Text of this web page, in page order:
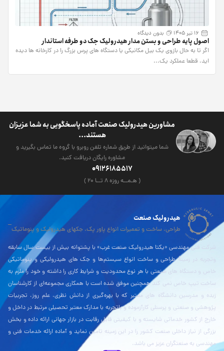
16 تیر 1405 بدون دیدگاه
اصول پایه طراحی و بستن مدار هیدرولیک جک دو طرفه استاندار
اگر تا به حال بازوی یک بیل مکانیکی یا دستگاه های پرس بزرگ را در کارخانه ها دیده
اید، قطعا عملکرد یک...
مشاورین هیدرولیک صنعت آماده پاسخگویی به شما عزیزان
هستند...
شما میتوانید از طریق شماره تلفن روبرو با گروه ما تماس بگیرید و
مشاوره رایگان دریافت کنید.
09126185517
( هـمــه روزه ۸ تــا ۲۰ )
هیدرولیک صنعت
طراحی، ساخت و تعمیرات انواع پاور پک، جکهای هیدرولیک و پنوماتیک
شرکت فنی مهندسی «یکتا هیدرولیک صنعت غرب» با پشتوانه بیش از بیست سال سابقه
وتجربه در زمینۀ طراحی و ساخت انواع سیستم‌ها و جک های هیدرولیکی و پنوماتیکی
خاص و دستگاه های صنعتی با هر نوع محدودیت و شرایط کاری را داشته و خود را ملزم به
ساخت تیپ خاص نمی کند همچنین موفق شده است با همکاری مجموعه‌ای از کارشناسان
زبده و مدرسین دانشگاه های معتبر که با بهره‌گیری از دانش نظری، علم روز، تجربیات
پژوهشی و صنعتی و پرسنلی کارآزموده و باتجربه با مدارک معتبر تحصیلی مرتبط در داخل و
خارج از کشور خدماتی شایسته و با کیفیتی قابل رقابت در بازار جهانی ارائه داده و بخش
بزرگی از نیاز داخلی صنعت کشور را در این زمینه تامین نماید و آماده ارائه خدمات فنی و
مهندسی به صنعتگران عزیز می باشد.